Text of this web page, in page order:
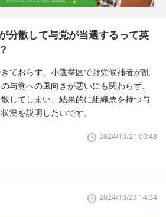
分散して与党が当選するって英
ておらず、小選挙区で野党候補者が乱
与党への風向きが悪いにも関わらず、
してしまい、結果的に組織票を持つ与
況を説明したいです。
2024/10/21 00:48
2024/10/28 14:34